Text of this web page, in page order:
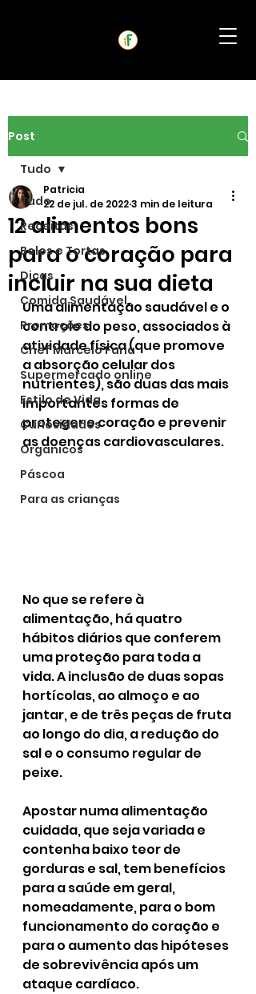
Post
Tudo
Receitas
Bolos e Tortas
Dicas
Comida Saudável
Promoções
Chef Marcelo Faria
Supermercado online
Estilo de Vida
Curiosidades
Orgânicos
Páscoa
Para as crianças
Tudo
12 alimentos bons
para o coração para
incluir na sua dieta
Patricia
22 de jul. de 20223 min de leitura
Uma alimentação saudável e o
controle do peso, associados à
atividade física (que promove
a absorção celular dos
nutrientes), são duas das mais
importantes formas de
proteger o coração e prevenir
as doenças cardiovasculares.
No que se refere à
alimentação, há quatro
hábitos diários que conferem
uma proteção para toda a
vida. A inclusão de duas sopas
hortícolas, ao almoço e ao
jantar, e de três peças de fruta
ao longo do dia, a redução do
sal e o consumo regular de
peixe.
Apostar numa alimentação
cuidada, que seja variada e
contenha baixo teor de
gorduras e sal, tem benefícios
para a saúde em geral,
nomeadamente, para o bom
funcionamento do coração e
para o aumento das hipóteses
de sobrevivência após um
ataque cardíaco.